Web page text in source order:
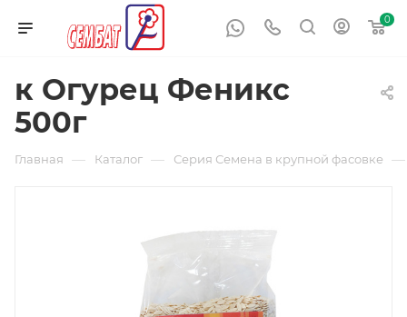
0
к Огурец Феникс
500г
Главная — Каталог — Серия Семена в крупной фасовке —